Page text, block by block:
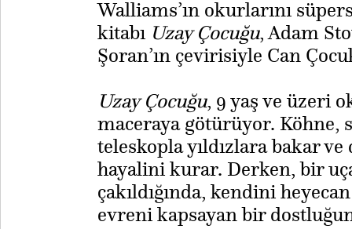
Walliams’ın okurlarını
kitabı Uzay Çocuğu, Adam
Şoran’ın çevirisiyle Can
Uzay Çocuğu, 9 yaş ve üzeri
maceraya götürüyor. Köhne,
teleskopla yıldızlara bakar ve
hayalini kurar. Derken, bir
çakıldığında, kendini
evreni kapsayan bir